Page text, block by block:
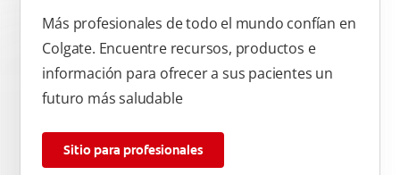
Más profesionales de todo el mundo confían en
Colgate. Encuentre recursos, productos e
información para ofrecer a sus pacientes un
futuro más saludable
Sitio para profesionales